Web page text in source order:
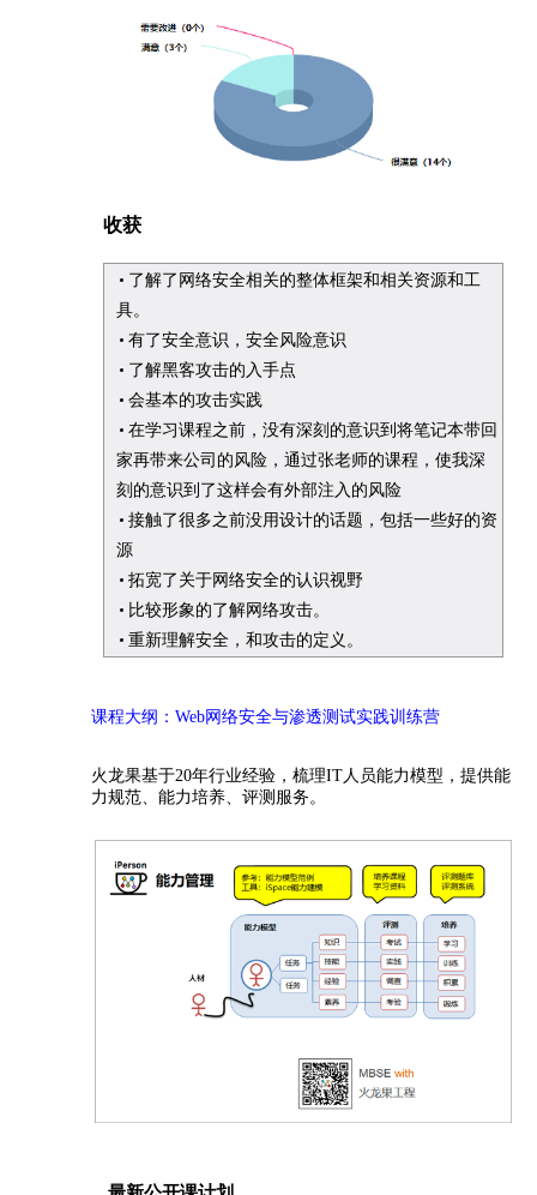
收获
了解了网络安全相关的整体框架和相关资源和工
具。
有了安全意识，安全风险意识
了解黑客攻击的入手点
会基本的攻击实践
在学习课程之前，没有深刻的意识到将笔记本带回
家再带来公司的风险，通过张老师的课程，使我深
刻的意识到了这样会有外部注入的风险
接触了很多之前没用设计的话题，包括一些好的资
源
拓宽了关于网络安全的认识视野
比较形象的了解网络攻击。
重新理解安全，和攻击的定义。
课程大纲：Web网络安全与渗透测试实践训练营
火龙果基于20年行业经验，梳理IT人员能力模型，提供能
力规范、能力培养、评测服务。